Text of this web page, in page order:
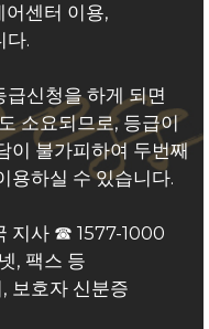
어센터 이용,
다.
신청을 하게 되면
소요되므로, 등급이
이 불가피하여 두번째
용하실 수 있습니다.
지사 ☎ 1577-1000
, 팩스 등
보호자 신분증